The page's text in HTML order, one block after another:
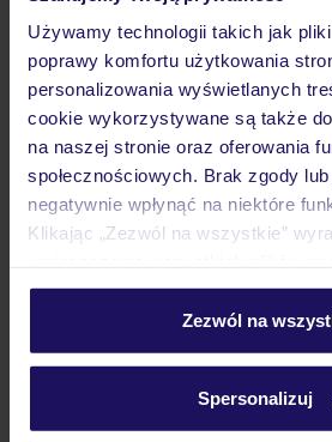
Używamy technologii takich jak
poprawy komfortu użytkowania
personalizowania wyświetlanych
cookie wykorzystywane są także
na naszej stronie oraz oferowania
społecznościowych. Brak zgody
negatywnie wpłynąć na niektóre
Klikając „Zezwól na wszystkie”
personalizować swój wybór
Szczegółowe informacje o plikach
Zezwól na
Spersonalizuj
Pokoje
Wyżywienie
Atrakcje